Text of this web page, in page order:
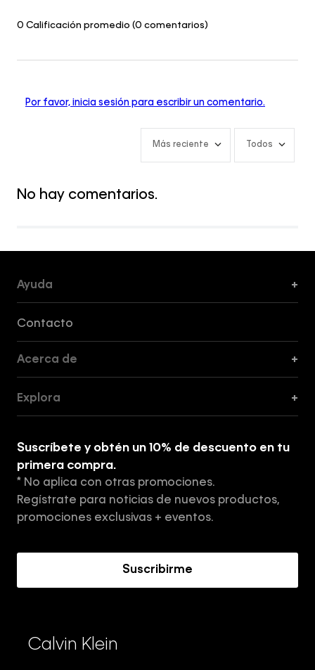
0 Calificación promedio (0 comentarios)
Por favor, inicia sesión para escribir un comentario.
Más reciente Todos
No hay comentarios.
Ayuda +
Contacto
Acerca de +
Tiendas
Aviso de privacidad
Términos y Condiciones
Explora +
Suscríbete y obtén un 10% de descuento en tu
primera compra.
* No aplica con otras promociones.
Regístrate para noticias de nuevos productos,
promociones exclusivas + eventos.
Suscribirme
Calvin Klein